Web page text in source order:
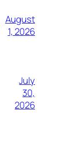
August
1, 2026
July
30,
2026